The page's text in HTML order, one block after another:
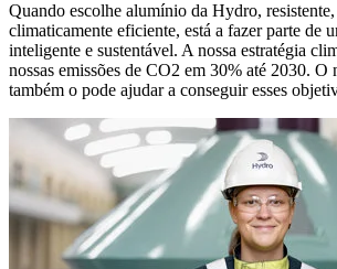
Quando escolhe alumínio da Hydro,
climaticamente eficiente, está a fazer parte de
inteligente e sustentável. A nossa estratégia
nossas emissões de CO2 em 30% até 2030. O
também o pode ajudar a conseguir esses